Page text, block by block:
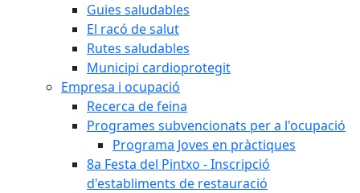
Guies saludables
El racó de salut
Rutes saludables
Municipi cardioprotegit
Empresa i ocupació
Recerca de feina
Programes subvencionats per a l'ocupació
Programa Joves en pràctiques
8a Festa del Pintxo - Inscripció
d'establiments de restauració